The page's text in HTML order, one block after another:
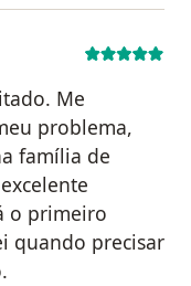
Me
problema,
família de
o primeiro
quando precisar